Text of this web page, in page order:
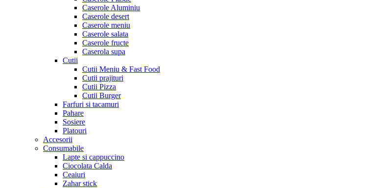
Caserole Aluminiu
Caserole desert
Caserole meniu
Caserole salata
Caserole fructe
Caserola supa
Cutii
Cutii Meniu & Fast Food
Cutii prajituri
Cutii Pizza
Cutii Burger
Farfuri si tacamuri
Pahare
Sosiere
Platouri
Accesorii
Consumabile
Lapte si cappuccino
Ciocolata Calda
Ceaiuri
Zahar stick